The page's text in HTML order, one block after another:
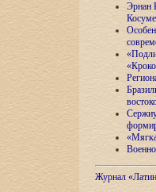
Эрнан
Журнал